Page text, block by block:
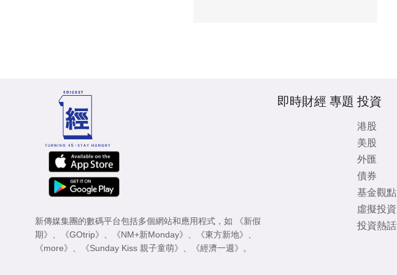
新傳媒集團的數碼平台包括多個網站和應用程式，如
《新假
期》
《GOtrip》 《NM+新Monday》 《東方新地》
《more》
《Sunday Kiss 親子童萌》 《經濟一週》 。
即時財經 專題 投資
港股
美股
外匯
債券
基金觀點
虛擬投資
投資熱話